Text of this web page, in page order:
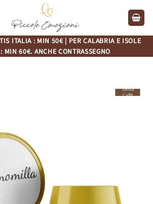
ITALIA : MIN 50€ | PER CALABRIA E ISOLE
MIN 60€. ANCHE CONTRASSEGNO
Senza
Caffè